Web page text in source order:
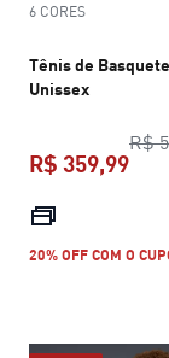
6 CORES
Tênis de
Unissex
R$
R$ 359,99
20% OFF COM O